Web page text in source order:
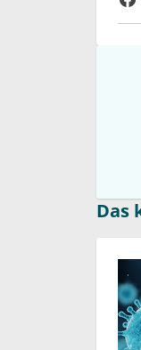
Das